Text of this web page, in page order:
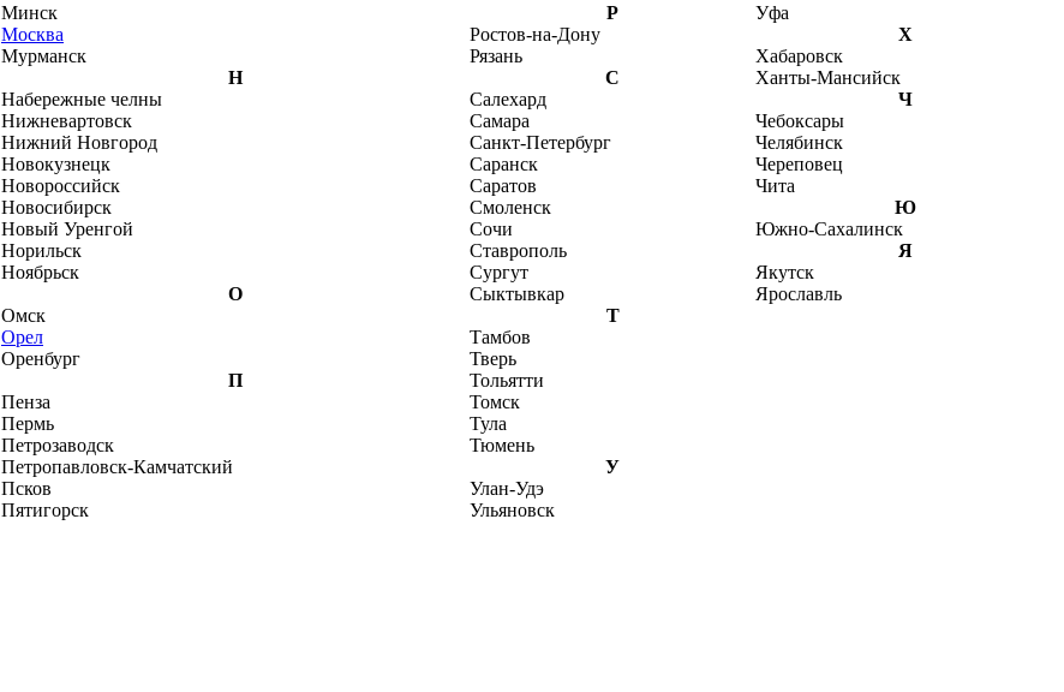
Минск Р
Уфа
Москва Ростов-на-Дону
Х
Мурманск Рязань
Хабаровск
Н С
Ханты-Мансийск
Набережные челны Салехард
Ч
Нижневартовск Самара
Чебоксары
Нижний Новгород Санкт-Петербург
Челябинск
Новокузнецк Саранск
Череповец
Новороссийск Саратов
Чита
Новосибирск Смоленск
Ю
Новый Уренгой Сочи
Южно-Сахалинск
Норильск Ставрополь
Я
Ноябрьск Сургут
Якутск
О Сыктывкар
Ярославль
Омск
Т
Орел
Тамбов
Оренбург
Тверь
П
Тольятти
Пенза
Томск
Пермь
Тула
Петрозаводск
Тюмень
Петропавловск-Камчатский
У
Псков
Улан-Удэ
Пятигорск
Ульяновск